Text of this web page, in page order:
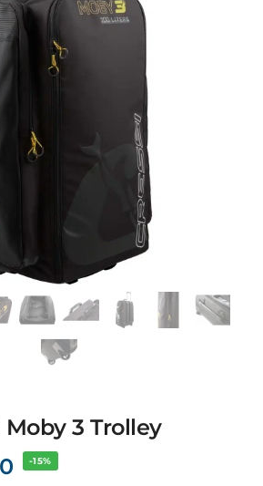
Moby 3 Trolley
-15%